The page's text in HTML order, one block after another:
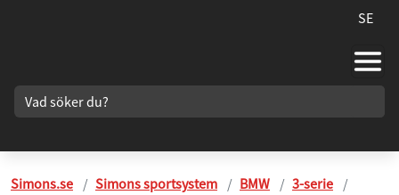
SE
Simons.se Simons sportsystem BMW
3-serie